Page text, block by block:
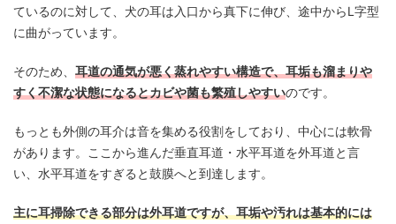
ているのに対して、犬の耳は入口から真下に伸び、途中からL字型
に曲がっています。
そのため、 耳道の通気が悪く蒸れやすい構造で、耳垢も溜まりや
すく不潔な状態になるとカビや菌も繁殖しやすいのです。
もっとも外側の耳介は音を集める役割をしており、中心には軟骨
があります。ここから進んだ垂直耳道・水平耳道を外耳道と言
い、水平耳道をすぎると鼓膜へと到達します。
主に耳掃除できる部分は外耳道ですが、耳垢や汚れは基本的には